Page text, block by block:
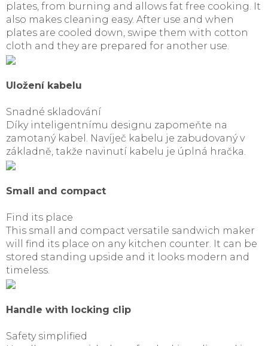
plates, from burning and allows fat free cooking. It
also makes cleaning easy. After use and when
plates are cooled down, swipe them with cotton
cloth and they are prepared for another use.
Uložení kabelu
Snadné skladování
Díky inteligentnímu designu zapomeňte na
zamotaný kabel. Navíječ kabelu je zabudovaný v
základně, takže navinutí kabelu je úplná hračka.
Small and compact
Find its place
This small and compact versatile sandwich maker
will find its place on any kitchen counter. It can be
stored standing upside and it looks modern and
timeless.
Handle with locking clip
Safety simplified